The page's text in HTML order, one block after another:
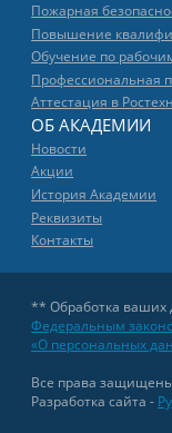
Пожарная
Повышение
Обучение по
Профессиональная
Аттестация в
ОБ АКАДЕМИИ
Новости
Акции
История Академии
Реквизиты
Контакты
** Обработка ваших
Федеральным
«О персональных
Все права
Разработка сайта -